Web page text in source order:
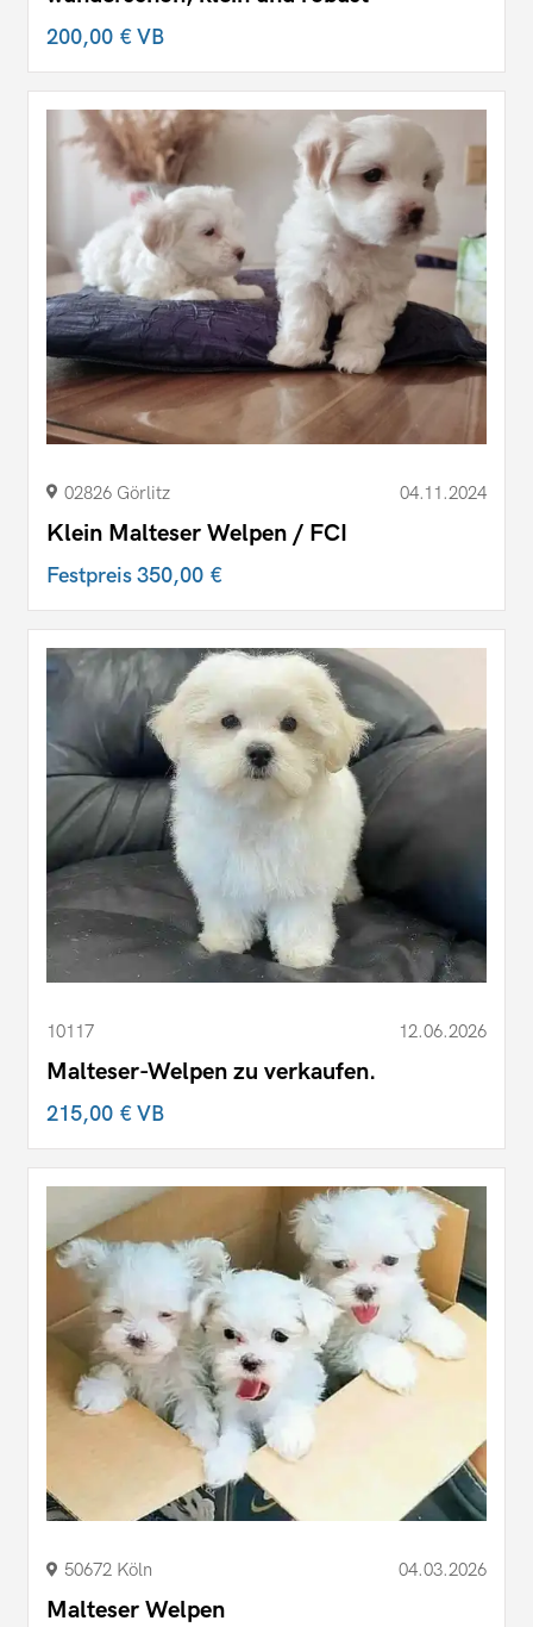
200,00 €VB
02826 Görlitz 04.11.2024
Klein Malteser Welpen / FCI
Festpreis350,00 €
10117 12.06.2026
Malteser-Welpen zu verkaufen.
215,00 €VB
50672 Köln 04.03.2026
Malteser Welpen